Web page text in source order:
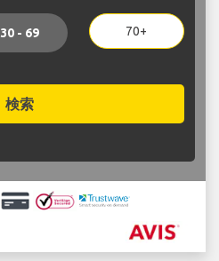
30 - 69 70+
検索